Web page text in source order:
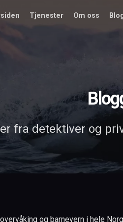
Tjenester Om oss
fra detektiver og
og barnevern i hele